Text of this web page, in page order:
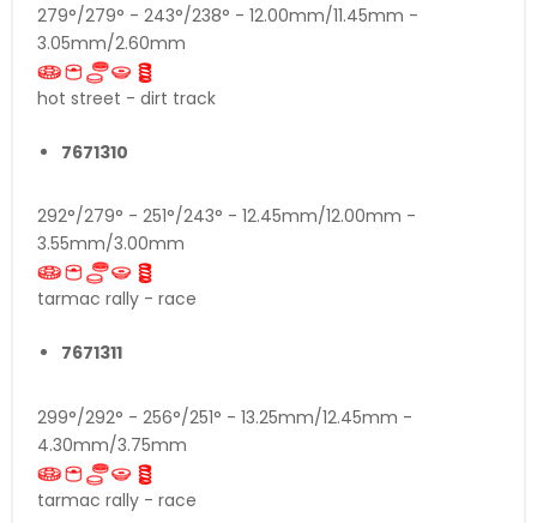
279°/279° - 243°/238° - 12.00mm/11.45mm -
3.05mm/2.60mm
hot street - dirt track
7671310
292°/279° - 251°/243° - 12.45mm/12.00mm -
3.55mm/3.00mm
tarmac rally - race
7671311
299°/292° - 256°/251° - 13.25mm/12.45mm -
4.30mm/3.75mm
tarmac rally - race